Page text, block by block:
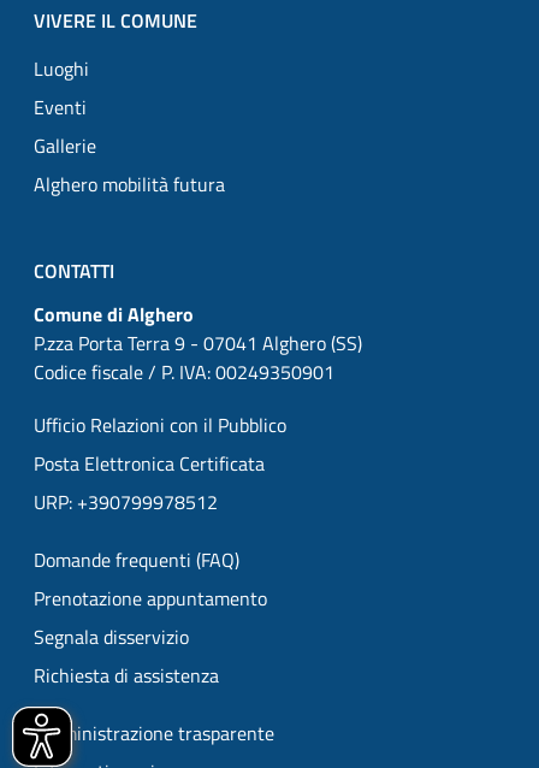
VIVERE IL COMUNE
Luoghi
Eventi
Gallerie
Alghero mobilità futura
CONTATTI
Comune di Alghero
P.zza Porta Terra 9 - 07041 Alghero (SS)
Codice fiscale / P. IVA: 00249350901
Ufficio Relazioni con il Pubblico
Posta Elettronica Certificata
URP: +390799978512
Domande frequenti (FAQ)
Prenotazione appuntamento
Segnala disservizio
Richiesta di assistenza
Amministrazione trasparente